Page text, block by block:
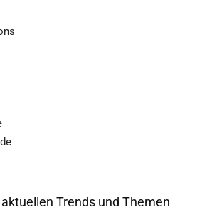
Trends und Themen